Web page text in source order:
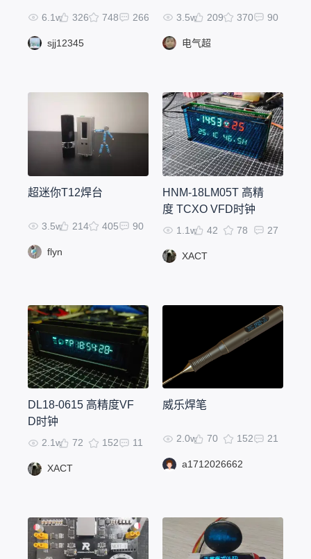
6.1w 326 748 266
sjj12345
3.5w 209 370 90
电气超
超迷你T12焊台
3.5w 214 405 90
flyn
HNM-18LM05T 高精
度 TCXO VFD时钟
1.1w 42 78 27
XACT
DL18-0615 高精度VF
D时钟
2.1w 72 152 11
XACT
威乐焊笔
2.0w 70 152 21
a1712026662